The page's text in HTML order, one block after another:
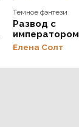
Темное фэнтези
Развод с
императором
драконом
Елена Солт